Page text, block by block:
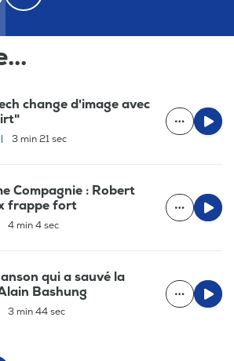
change d'image avec
| 3 min 21 sec
Compagnie : Robert
frappe fort
4 min 4 sec
qui a sauvé la
Bashung
3 min 44 sec